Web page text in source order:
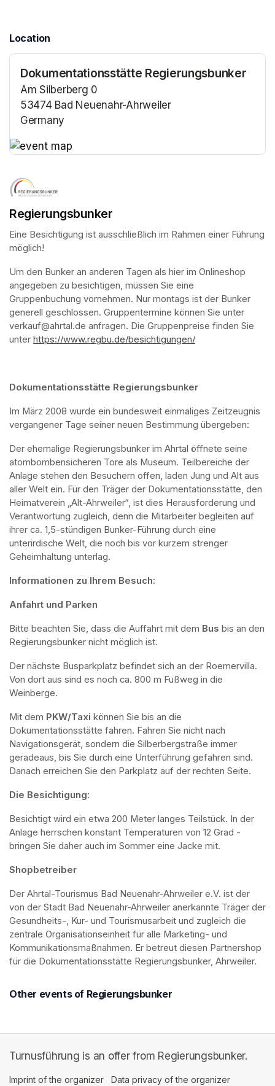
Location
Dokumentationsstätte Regierungsbunker
Am Silberberg 0
53474 Bad Neuenahr-Ahrweiler
Germany
Regierungsbunker
Eine Besichtigung ist ausschließlich im Rahmen einer Führung
möglich!
Um den Bunker an anderen Tagen als hier im Onlineshop
angegeben zu besichtigen, müssen Sie eine
Gruppenbuchung vornehmen. Nur montags ist der Bunker
generell geschlossen. Gruppentermine können Sie unter
verkauf@ahrtal.de anfragen. Die Gruppenpreise finden Sie
unter https://www.regbu.de/besichtigungen/
Dokumentationsstätte Regierungsbunker
Im März 2008 wurde ein bundesweit einmaliges Zeitzeugnis
vergangener Tage seiner neuen Bestimmung übergeben:
Der ehemalige Regierungsbunker im Ahrtal öffnete seine
atombombensicheren Tore als Museum. Teilbereiche der
Anlage stehen den Besuchern offen, laden Jung und Alt aus
aller Welt ein. Für den Träger der Dokumentationsstätte, den
Heimatverein „Alt-Ahrweiler“, ist dies Herausforderung und
Verantwortung zugleich, denn die Mitarbeiter begleiten auf
ihrer ca. 1,5-stündigen Bunker-Führung durch eine
unterirdische Welt, die noch bis vor kurzem strenger
Geheimhaltung unterlag.
Informationen zu Ihrem Besuch:
Anfahrt und Parken
Bitte beachten Sie, dass die Auffahrt mit dem Bus bis an den
Regierungsbunker nicht möglich ist.
Der nächste Busparkplatz befindet sich an der Roemervilla.
Von dort aus sind es noch ca. 800 m Fußweg in die
Weinberge.
Mit dem PKW/Taxi können Sie bis an die
Dokumentationsstätte fahren. Fahren Sie nicht nach
Navigationsgerät, sondern die Silberbergstraße immer
geradeaus, bis Sie durch eine Unterführung gefahren sind.
Danach erreichen Sie den Parkplatz auf der rechten Seite.
Die Besichtigung:
Besichtigt wird ein etwa 200 Meter langes Teilstück. In der
Anlage herrschen konstant Temperaturen von 12 Grad -
bringen Sie daher auch im Sommer eine Jacke mit.
Shopbetreiber
Der Ahrtal-Tourismus Bad Neuenahr-Ahrweiler e.V. ist der
von der Stadt Bad Neuenahr-Ahrweiler anerkannte Träger der
Gesundheits-, Kur- und Tourismusarbeit und zugleich die
zentrale Organisationseinheit für alle Marketing- und
Kommunikationsmaßnahmen. Er betreut diesen Partnershop
für die Dokumentationsstätte Regierungsbunker, Ahrweiler.
Other events of Regierungsbunker
Turnusführung is an offer from Regierungsbunker.
Imprint of the organizer (opens in a new tab)
Data privacy of the organizer